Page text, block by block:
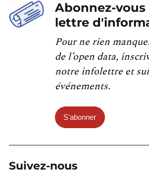
Abonnez-
lettre
Pour ne rien
de l’open data,
notre infolettre et
événements.
S'abonner
Suivez-nous